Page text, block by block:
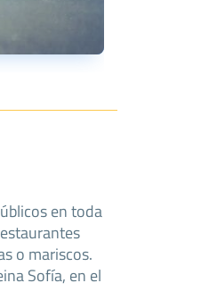
en toda
o mariscos.
Sofía, en el